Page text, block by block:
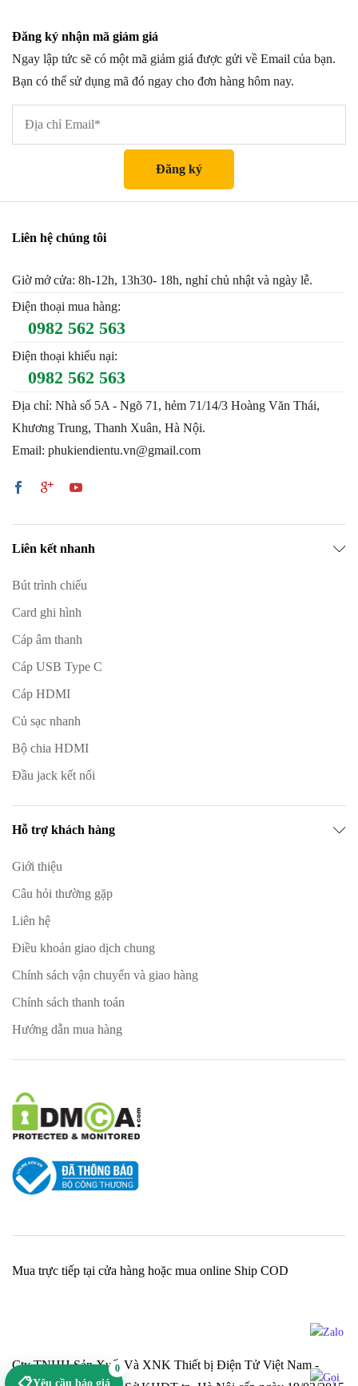
Đăng ký nhận mã giảm giá
Ngay lập tức sẽ có một mã giảm giá được gửi về Email của bạn.
Bạn có thể sử dụng mã đó ngay cho đơn hàng hôm nay.
Liên hệ chúng tôi
Giờ mở cửa: 8h-12h, 13h30- 18h, nghỉ chủ nhật và ngày lễ.
Điện thoại mua hàng:
0982 562 563
Điện thoại khiếu nại:
0982 562 563
Địa chỉ: Nhà số 5A - Ngõ 71, hẻm 71/14/3 Hoàng Văn Thái,
Khương Trung, Thanh Xuân, Hà Nội.
Email: phukiendientu.vn@gmail.com
Liên kết nhanh
Bút trình chiếu
Card ghi hình
Cáp âm thanh
Cáp USB Type C
Cáp HDMI
Củ sạc nhanh
Bộ chia HDMI
Đầu jack kết nối
Hỗ trợ khách hàng
Giới thiệu
Câu hỏi thường gặp
Liên hệ
Điều khoản giao dịch chung
Chính sách vận chuyển và giao hàng
Chính sách thanh toán
Hướng dẫn mua hàng
Cty TNHH Sản Xuất Và XNK Thiết bị Điện Tử Việt Nam -
Mua trực tiếp tại cửa hàng hoặc mua online Ship COD
Yêu cầu báo giá
0